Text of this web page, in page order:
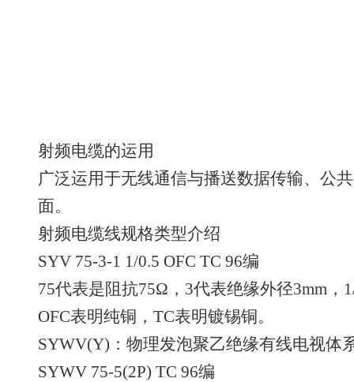
射频电缆的运用
广泛运用于无线通信与播送数据传输、公
面。
射频电缆线规格类型介绍
SYV 75-3-1 1/0.5 OFC TC 96编
75代表是阻抗75Ω，3代表绝缘外径3mm，
OFC表明纯铜，TC表明镀锡铜。
SYWV(Y)：物理发泡聚乙绝缘有线电视体
SYWV 75-5(2P) TC 96编